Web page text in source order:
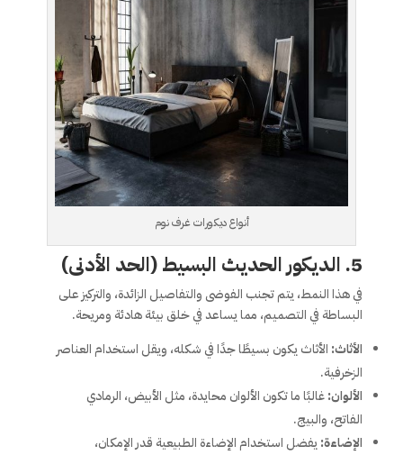
أنواع ديكورات غرف نوم
5. الديكور الحديث البسيط (الحد الأدنى)
في هذا النمط، يتم تجنب الفوضى والتفاصيل الزائدة، والتركيز على
البساطة في التصميم، مما يساعد في خلق بيئة هادئة ومريحة.
الأثاث: الأثاث يكون بسيطًا جدًا في شكله، ويقل استخدام العناصر
الزخرفية.
الألوان:غالبًا ما تكون الألوان محايدة، مثل الأبيض، الرمادي
الفاتح، والبيج.
الإضاءة: يفضل استخدام الإضاءة الطبيعية قدر الإمكان،